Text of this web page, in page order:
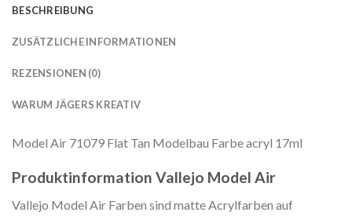
BESCHREIBUNG
ZUSÄTZLICHE INFORMATIONEN
REZENSIONEN (0)
WARUM JÄGERS KREATIV
Model Air 71079 Flat Tan Modelbau Farbe acryl 17ml
Produktinformation Vallejo Model Air
Vallejo Model Air Farben sind matte Acrylfarben auf